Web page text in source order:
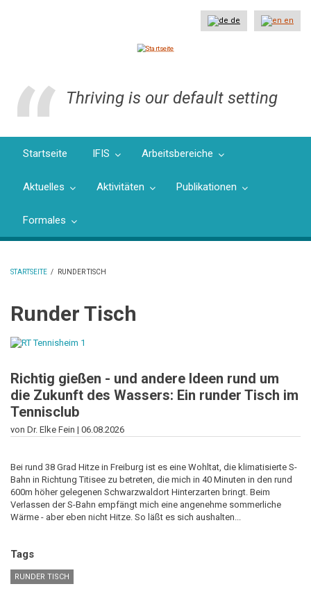
en
de
Thriving is our default setting
Startseite IFIS Arbeitsbereiche
Aktuelles Aktivitäten Publikationen
Formales
STARTSEITE / RUNDER TISCH
Runder Tisch
Richtig gießen - und andere Ideen rund um
die Zukunft des Wassers: Ein runder Tisch im
Tennisclub
von Dr. Elke Fein | 06.08.2026
Bei rund 38 Grad Hitze in Freiburg ist es eine Wohltat, die klimatisierte S-
Bahn in Richtung Titisee zu betreten, die mich in 40 Minuten in den rund
600m höher gelegenen Schwarzwaldort Hinterzarten bringt. Beim
Verlassen der S-Bahn empfängt mich eine angenehme sommerliche
Wärme - aber eben nicht Hitze. So läßt es sich aushalten...
Tags
RUNDER TISCH